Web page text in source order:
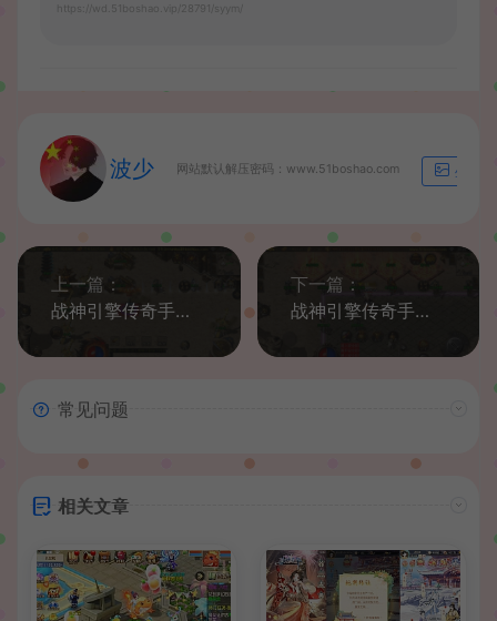
https://wd.51boshao.vip/28791/syym/
波少 网站默认解压密码：www.51boshao.com 生成海
上一篇：
战神引擎传奇手游【嘟嘟原始沉默三职业白猪3.1】最新整理WIN系特色服务端+安卓苹果双端+GM授权物品后台+详细搭建教程
下一篇：
战神引擎传奇手游【赤月复古之比奇山庄】最新整理Win系复古服务端+安卓苹果双端+GM授权物品后台+详细搭建教程
常见问题
相关文章